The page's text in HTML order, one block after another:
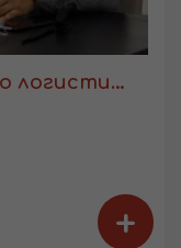
Младший специалист по логистике
+